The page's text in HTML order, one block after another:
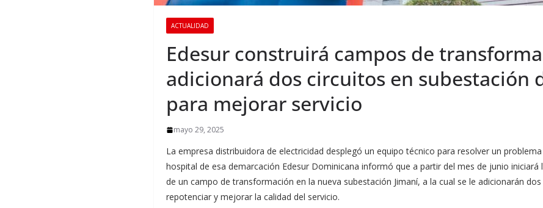
ACTUALIDAD
Edesur construirá campos de
adicionará dos circuitos en subestación
para mejorar servicio
mayo 29, 2025
La empresa distribuidora de electricidad desplegó un equipo técnico para resolver un
hospital de esa demarcación Edesur Dominicana informó que a partir del mes de junio
de un campo de transformación en la nueva subestación Jimaní, a la cual se le adicionarán
repotenciar y mejorar la calidad del servicio.